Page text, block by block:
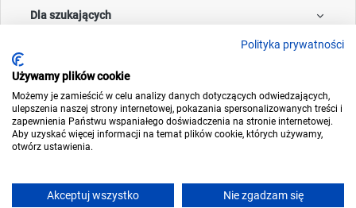
Dla szukających
Dla wynajmujących
Polityka prywatności
Używamy plików cookie
Możemy je zamieścić w celu analizy danych dotyczących odwiedzających,
ulepszenia naszej strony internetowej, pokazania spersonalizowanych treści i
zapewnienia Państwu wspaniałego doświadczenia na stronie internetowej.
Aby uzyskać więcej informacji na temat plików cookie, których używamy,
otwórz ustawienia.
Akceptuj wszystko Nie zgadzam się